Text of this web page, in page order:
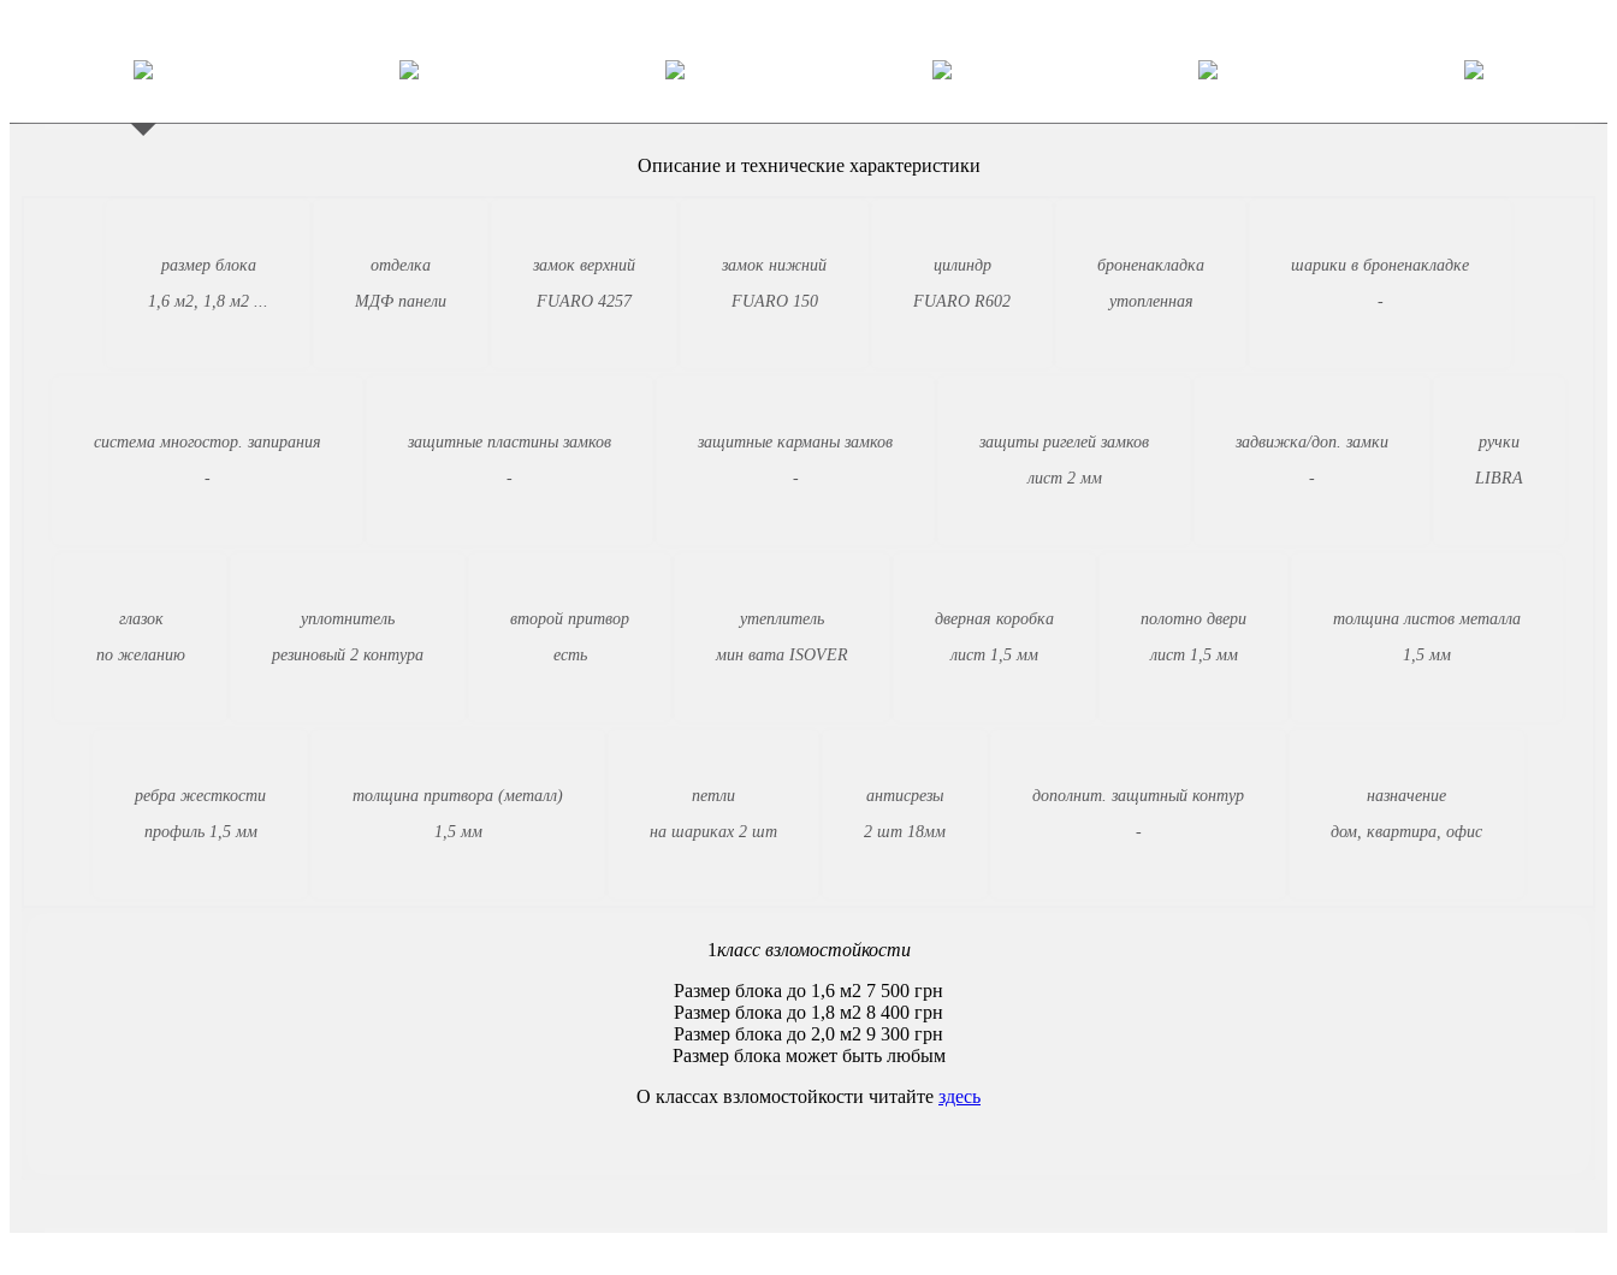
Описание и технические характеристики
размер блока
1,6 м2, 1,8 м2 ...
отделка
МДФ панели
замок верхний
FUARO 4257
замок нижний
FUARO 150
цилиндр
FUARO R602
броненакладка
утопленная
шарики в броненакладке
-
система многостор. запирания
-
защитные пластины замков
-
защитные карманы замков
-
защиты ригелей замков
лист 2 мм
задвижка/доп. замки
-
ручки
LIBRA
глазок
по желанию
уплотнитель
резиновый 2 контура
второй притвор
есть
утеплитель
мин вата ISOVER
дверная коробка
лист 1,5 мм
полотно двери
лист 1,5 мм
толщина листов металла
1,5 мм
ребра жесткости
профиль 1,5 мм
толщина притвора (металл)
1,5 мм
петли
на шариках 2 шт
антисрезы
2 шт 18мм
дополнит. защитный контур
-
назначение
дом, квартира, офис
1класс взломостойкости
Размер блока до 1,6 м2 7 500 грн
Размер блока до 1,8 м2 8 400 грн
Размер блока до 2,0 м2 9 300 грн
Размер блока может быть любым
О классах взломостойкости читайте здесь